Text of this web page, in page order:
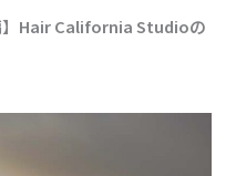
】Hair California Studioの